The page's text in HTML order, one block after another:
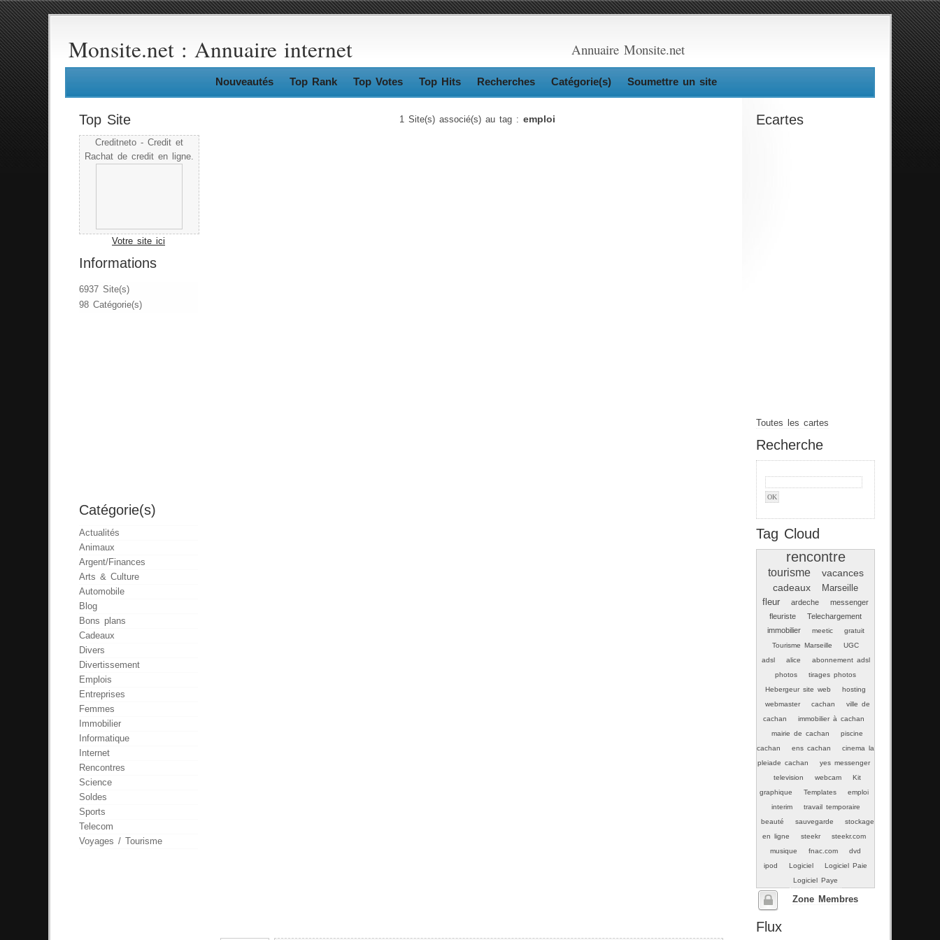
Monsite.net : Annuaire internet Annuaire Monsite.net
Nouveautés Top Rank Top Votes Top Hits Recherches Catégorie(s) Soumettre un site
Top Site
Creditneto - Credit et
Rachat de credit en ligne.
Votre site ici
Informations
6937 Site(s)
98 Catégorie(s)
Catégorie(s)
Actualités
Animaux
Argent/Finances
Arts & Culture
Automobile
Blog
Bons plans
Cadeaux
Divers
Divertissement
Emplois
Entreprises
Femmes
Immobilier
Informatique
Internet
Rencontres
Science
Soldes
Sports
Telecom
Voyages / Tourisme
Ecartes
Toutes les cartes
Recherche
Tag Cloud
rencontre
tourisme
vacances
cadeaux
Marseille
fleur
ardeche
messenger
fleuriste
Telechargement
immobilier
meetic
gratuit
Tourisme Marseille
UGC
adsl
alice
abonnement adsl
photos
tirages photos
Hebergeur site web
hosting
webmaster
cachan
ville de
cachan
immobilier à cachan
mairie de cachan
piscine
cachan
ens cachan
cinema la
pleiade cachan
yes messenger
television
webcam
Kit
graphique
Templates
emploi
interim
travail temporaire
beauté
sauvegarde
stockage
en ligne
steekr
steekr.com
musique
fnac.com
dvd
ipod
Logiciel
Logiciel Paie
Logiciel Paye
Zone Membres
Flux
1 Site(s) associé(s) au tag : emploi